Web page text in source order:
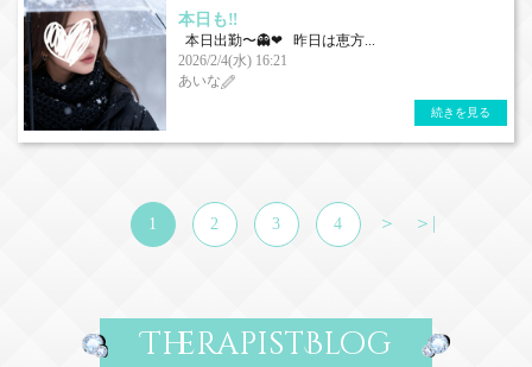
本日も‼️
本日出勤〜👻❤︎ 昨日は恵方...
2026/2/4(水) 16:21
あいな
続きを見る
1 2 3 4 ＞ ＞|
TherapistBlog